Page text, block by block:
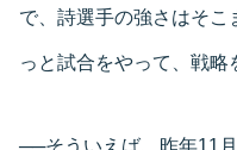
で、詩選手の強さはそこ
っと試合をやって、戦略
──そういえば、昨年11